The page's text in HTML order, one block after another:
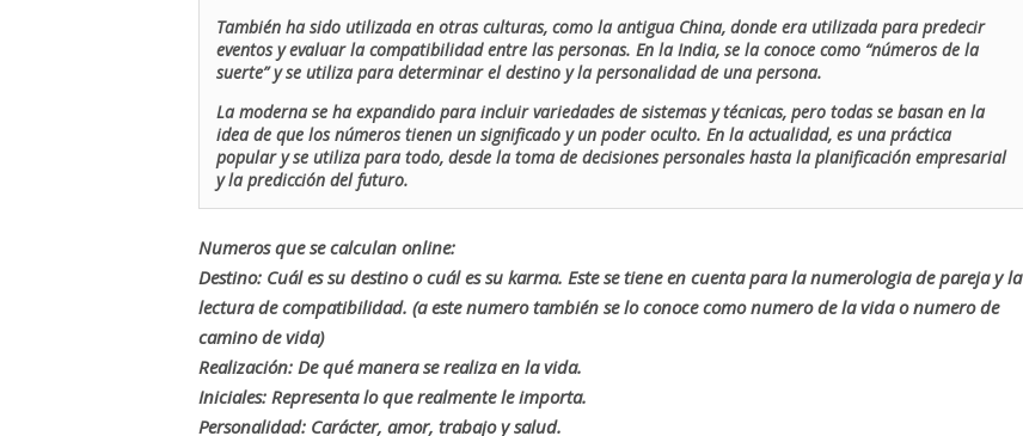
También ha sido utilizada en otras culturas, como la antigua China, donde era utilizada para predecir
eventos y evaluar la compatibilidad entre las personas. En la India, se la conoce como “números de la
suerte” y se utiliza para determinar el destino y la personalidad de una persona.
La moderna se ha expandido para incluir variedades de sistemas y técnicas, pero todas se basan en la
idea de que los números tienen un significado y un poder oculto. En la actualidad, es una práctica
popular y se utiliza para todo, desde la toma de decisiones personales hasta la planificación empresarial
y la predicción del futuro.
Numeros que se calculan online:
Destino: Cuál es su destino o cuál es su karma. Este se tiene en cuenta para la numerologia de pareja y la
lectura de compatibilidad. (a este numero también se lo conoce como numero de la vida o numero de
camino de vida)
Realización: De qué manera se realiza en la vida.
Iniciales: Representa lo que realmente le importa.
Personalidad: Carácter, amor, trabajo y salud.